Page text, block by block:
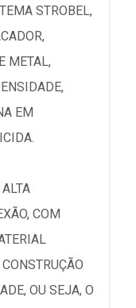
STROBEL,
METAL,
EM
COM
OU SEJA, O